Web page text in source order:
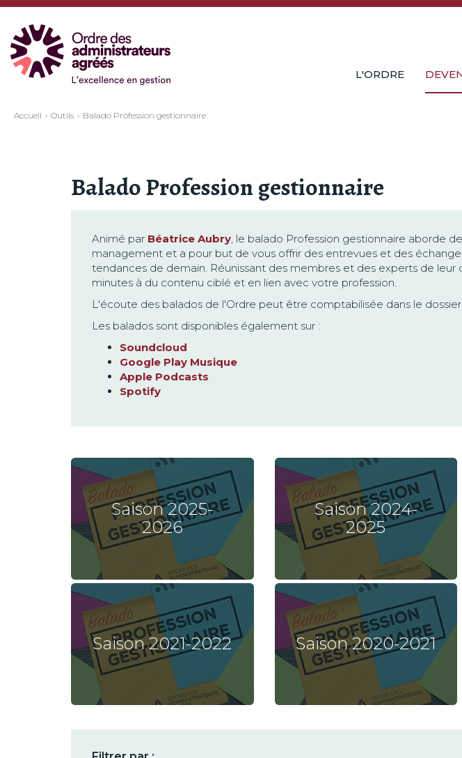
L'ORDRE
Accueil Outils Balado Profession gestionnaire
Balado Profession gestionnaire
Animé par Béatrice Aubry, le balado Profession gestionnaire aborde
management et a pour but de vous offrir des entrevues et des
tendances de demain. Réunissant des membres et des experts de
minutes à du contenu ciblé et en lien avec votre profession.
L'écoute des balados de l'Ordre peut être comptabilisée dans le
Les balados sont disponibles également sur :
Soundcloud
Google Play Musique
Apple Podcasts
Spotify
Saison 2025-
2026
Saison 2024-
2025
Saison 2021-2022 Saison 2020-2021